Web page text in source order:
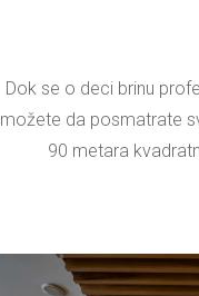
Dok se o deci brinu
možete da posmatrate
90 metara